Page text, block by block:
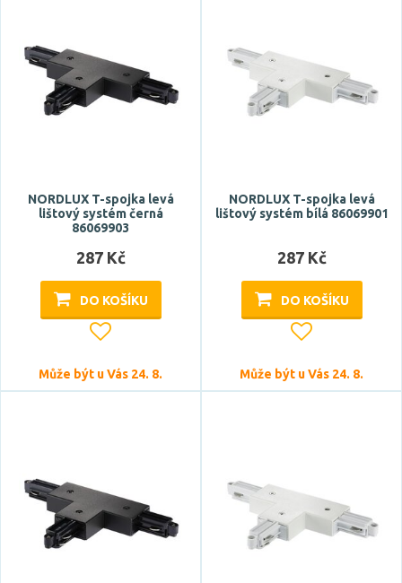
kov
plast
Výška
Délka
NORDLUX T-spojka levá
lištový systém černá
86069903
287 Kč
DO KOŠÍKU
Může být u Vás 24. 8.
NORDLUX T-spojka levá
lištový systém bílá 86069901
287 Kč
DO KOŠÍKU
Může být u Vás 24. 8.